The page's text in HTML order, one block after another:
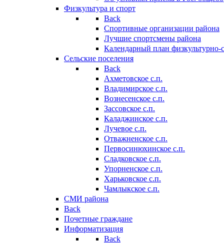
Физкультура и спорт
Back
Спортивные организации района
Лучшие спортсмены района
Календарный план
Сельские поселения
Back
Ахметовское с.п.
Владимирское с.п.
Вознесенское с.п.
Зассовское с.п.
Каладжинское с.п.
Лучевое с.п.
Отважненское с.п.
Первосинюхинское с.п.
Сладковское с.п.
Упорненское с.п.
Харьковское с.п.
Чамлыкское с.п.
СМИ района
Back
Почетные граждане
Информатизация
Back